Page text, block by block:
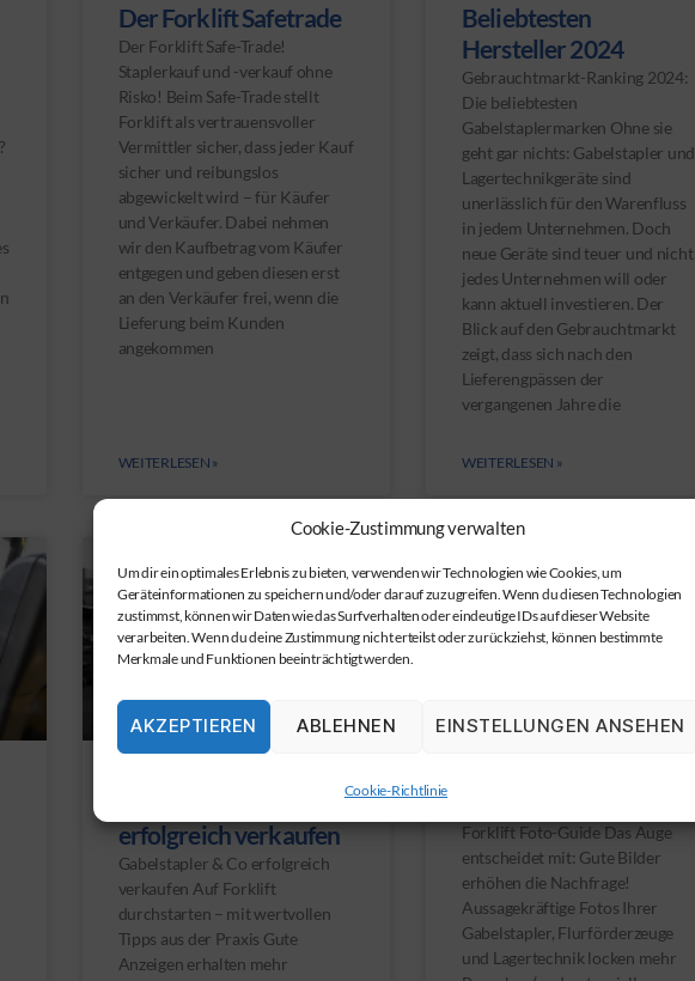
Cookie-Zustimmung verwalten
Um dir ein optimales Erlebnis zu bieten, verwenden wir Technologien wie Cookies, um
Geräteinformationen zu speichern und/oder darauf zuzugreifen. Wenn du diesen Technologien
zustimmst, können wir Daten wie das Surfverhalten oder eindeutige IDs auf dieser Website
verarbeiten. Wenn du deine Zustimmung nicht erteilst oder zurückziehst, können bestimmte
Merkmale und Funktionen beeinträchtigt werden.
AKZEPTIEREN ABLEHNEN EINSTELLUNGEN ANSEHEN
Cookie-Richtlinie
Der Forklift Safetrade
Der Forklift Safe-Trade!
Staplerkauf und -verkauf ohne
Risko! Beim Safe-Trade stellt
Forklift als vertrauensvoller
Vermittler sicher, dass jeder Kauf
sicher und reibungslos
abgewickelt wird – für Käufer
und Verkäufer. Dabei nehmen
wir den Kaufbetrag vom Käufer
entgegen und geben diesen erst
an den Verkäufer frei, wenn die
Lieferung beim Kunden
angekommen
WEITERLESEN »
Beliebtesten
Hersteller 2024
Gebrauchtmarkt-Ranking 2024:
Die beliebtesten
Gabelstaplermarken Ohne sie
geht gar nichts: Gabelstapler und
Lagertechnikgeräte sind
unerlässlich für den Warenfluss
in jedem Unternehmen. Doch
neue Geräte sind teuer und nicht
jedes Unternehmen will oder
kann aktuell investieren. Der
Blick auf den Gebrauchtmarkt
zeigt, dass sich nach den
Lieferengpässen der
vergangenen Jahre die
WEITERLESEN »
erfolgreich verkaufen
Gabelstapler & Co erfolgreich
verkaufen Auf Forklift
durchstarten – mit wertvollen
Tipps aus der Praxis Gute
Anzeigen erhalten mehr
Forklift Foto-Guide Das Auge
entscheidet mit: Gute Bilder
erhöhen die Nachfrage!
Aussagekräftige Fotos Ihrer
Gabelstapler, Flurförderzeuge
und Lagertechnik locken mehr